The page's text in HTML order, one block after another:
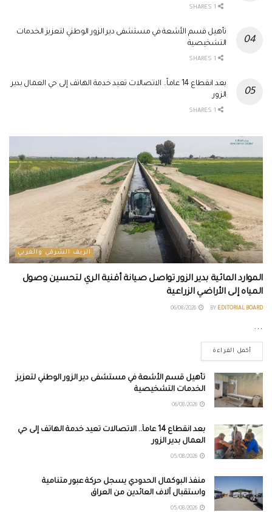
تأهيل قسم الأشعة في مستشفى دير الزور الوطني لتعزيز الخدمات
التشخيصية
بعد انقطاع 14 عاماً.. الاتصالات تعيد خدمة الهاتف إلى حي العمال بدير
الزور
الريف الشرقي والغربي
الموارد المائية بدير الزور تواصل صيانة أقنية الري لتحسين وصول
المياه إلى الأراضي الزراعية
BY EDITORIAL BOARD
...
أكمل القراءة
تأهيل قسم الأشعة في مستشفى دير الزور الوطني لتعزيز
الخدمات التشخيصية
بعد انقطاع 14 عاماً.. الاتصالات تعيد خدمة الهاتف إلى حي
العمال بدير الزور
منفذ البوكمال الحدودي يسجل حركة عبور متنامية
واستقبال آلاف العائدين من العراق